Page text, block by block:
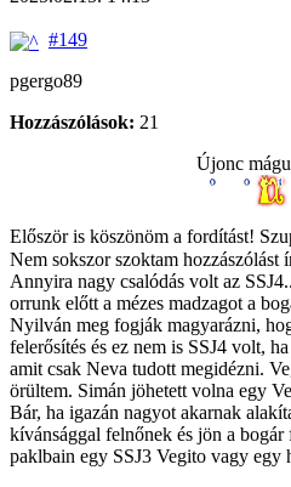
#149
pgergo89
Hozzászólások: 21
Újonc
Először is köszönöm a fordítást!
Nem sokszor szoktam hozzászólást
Annyira nagy csalódás volt az
orrunk előtt a mézes madzagot a
Nyilván meg fogják magyarázni,
felerősítés és ez nem is SSJ4 volt,
amit csak Neva tudott megidézni.
örültem. Simán jöhetett volna egy
Bár, ha igazán nagyot akarnak
kívánsággal felnőnek és jön a
paklbain egy SSJ3 Vegito vagy egy